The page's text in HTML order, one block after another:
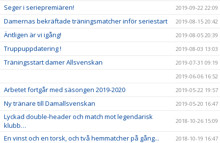
Seger i seriepremiären! 2019-09-22 22:09
Damernas bekräftade träningsmatcher inför seriestart 2019-08-15 20:42
Äntligen är vi igång! 2019-08-05 20:39
Truppuppdatering ! 2019-08-03 13:03
Träningsstart damer Allsvenskan
2019-07-31 09:19
2019-06-06 16:52
Arbetet fortgår med säsongen 2019-2020 2019-05-22 19:57
Ny tränare till Damallsvenskan 2019-05-20 16:47
Lyckad double-header och match mot legendarisk
klubb…
2018-10-26 15:09
En vinst och en torsk, och två hemmatcher på gång... 2018-10-19 16:47